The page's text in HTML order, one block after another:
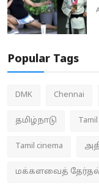
Popular Tags
DMK Chennai
தமிழ்நாடு
Tamil cinema
மக்களவைத்